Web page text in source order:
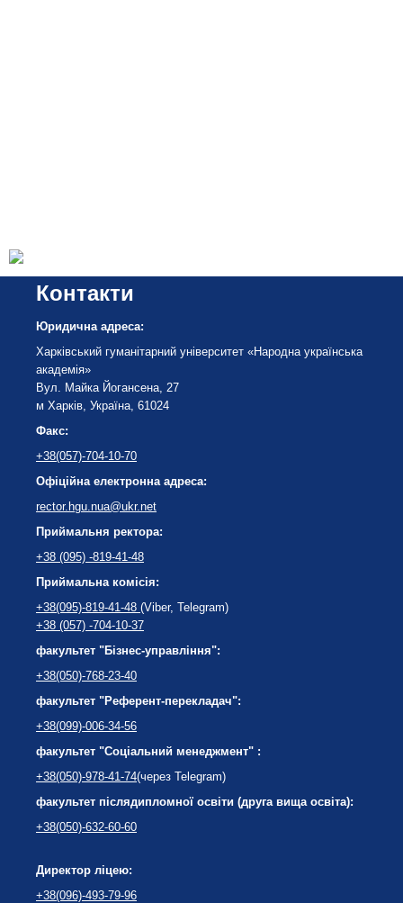
Контакти
Юридична адреса:
Харківський гуманітарний університет «Народна українська
академія»
Вул. Майка Йогансена, 27
м Харків, Україна, 61024
Факс:
+38(057)-704-10-70
Офіційна електронна адреса:
rector.hgu.nua@ukr.net
Приймальня ректора:
+38 (095) -819-41-48
Приймальна комісія:
+38(095)-819-41-48 (Viber, Telegram)
+38 (057) -704-10-37
факультет "Бізнес-управління":
+38(050)-768-23-40
факультет "Референт-перекладач":
+38(099)-006-34-56
факультет "Соціальний менеджмент" :
+38(050)-978-41-74(через Telegram)
факультет післядипломної освіти (друга вища освіта):
+38(050)-632-60-60
Директор ліцею:
+38(096)-493-79-96